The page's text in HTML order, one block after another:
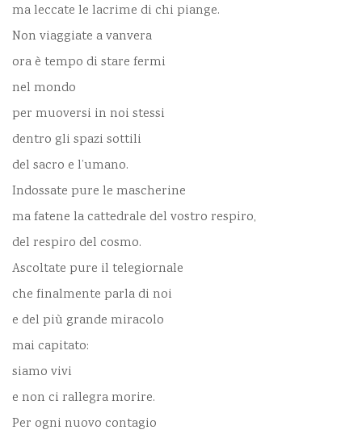
ma leccate le lacrime di chi piange.
Non viaggiate a vanvera
ora è tempo di stare fermi
nel mondo
per muoversi in noi stessi
dentro gli spazi sottili
del sacro e l’umano.
Indossate pure le mascherine
ma fatene la cattedrale del vostro respiro,
del respiro del cosmo.
Ascoltate pure il telegiornale
che finalmente parla di noi
e del più grande miracolo
mai capitato:
siamo vivi
e non ci rallegra morire.
Per ogni nuovo contagio